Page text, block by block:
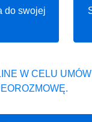
do swojej
W CELU